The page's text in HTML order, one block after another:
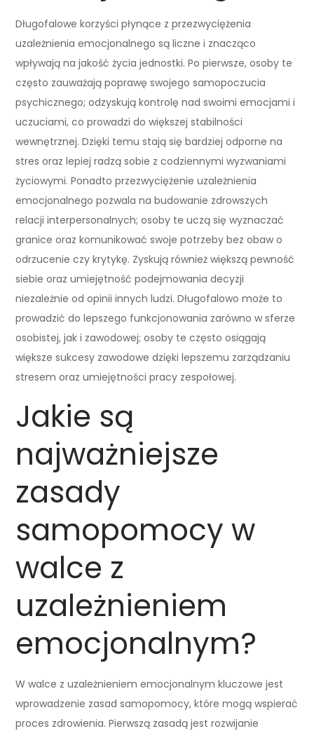
Długofalowe korzyści płynące z przezwyciężenia
uzależnienia emocjonalnego są liczne i znacząco
wpływają na jakość życia jednostki. Po pierwsze, osoby te
często zauważają poprawę swojego samopoczucia
psychicznego; odzyskują kontrolę nad swoimi emocjami i
uczuciami, co prowadzi do większej stabilności
wewnętrznej. Dzięki temu stają się bardziej odporne na
stres oraz lepiej radzą sobie z codziennymi wyzwaniami
życiowymi. Ponadto przezwyciężenie uzależnienia
emocjonalnego pozwala na budowanie zdrowszych
relacji interpersonalnych; osoby te uczą się wyznaczać
granice oraz komunikować swoje potrzeby bez obaw o
odrzucenie czy krytykę. Zyskują również większą pewność
siebie oraz umiejętność podejmowania decyzji
niezależnie od opinii innych ludzi. Długofalowo może to
prowadzić do lepszego funkcjonowania zarówno w sferze
osobistej, jak i zawodowej; osoby te często osiągają
większe sukcesy zawodowe dzięki lepszemu zarządzaniu
stresem oraz umiejętności pracy zespołowej.
Jakie są
najważniejsze
zasady
samopomocy w
walce z
uzależnieniem
emocjonalnym?
W walce z uzależnieniem emocjonalnym kluczowe jest
wprowadzenie zasad samopomocy, które mogą wspierać
proces zdrowienia. Pierwszą zasadą jest rozwijanie